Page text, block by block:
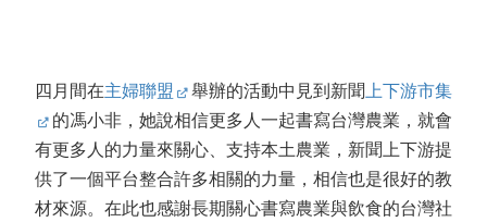
四月間在主婦聯盟 舉辦的活動中見到新聞 上下游市集
的馮小非，她說相信更多人一起書寫台灣農業，就會
有更多人的力量來關心、支持本土農業，新聞上下游提
供了一個平台整合許多相關的力量，相信也是很好的教
材來源。在此也感謝長期關心書寫農業與飲食的台灣社